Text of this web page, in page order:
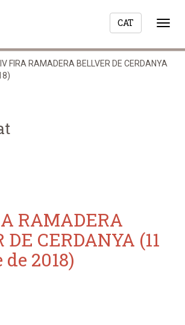
CAT
FIRA RAMADERA BELLVER DE CERDANYA
RAMADERA
DE CERDANYA (11
2018)